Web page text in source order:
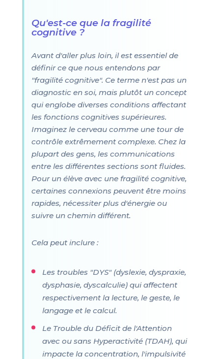
Qu'est-ce que la fragilité
cognitive ?
Avant d'aller plus loin, il est essentiel de
définir ce que nous entendons par
"fragilité cognitive". Ce terme n'est pas un
diagnostic en soi, mais plutôt un concept
qui englobe diverses conditions affectant
les fonctions cognitives supérieures.
Imaginez le cerveau comme une tour de
contrôle extrêmement complexe. Chez la
plupart des gens, les communications
entre les différentes sections sont fluides.
Pour un élève avec une fragilité cognitive,
certaines connexions peuvent être moins
rapides, nécessiter plus d'énergie ou
suivre un chemin différent.
Cela peut inclure :
Les troubles "DYS" (dyslexie, dyspraxie,
dysphasie, dyscalculie) qui affectent
respectivement la lecture, le geste, le
langage et le calcul.
Le Trouble du Déficit de l'Attention
avec ou sans Hyperactivité (TDAH), qui
impacte la concentration, l'impulsivité